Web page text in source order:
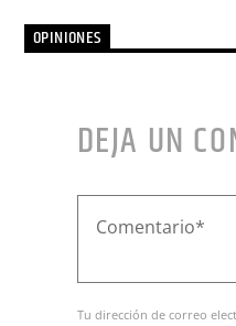
OPINIONES
DEJA UN
Tu dirección de correo